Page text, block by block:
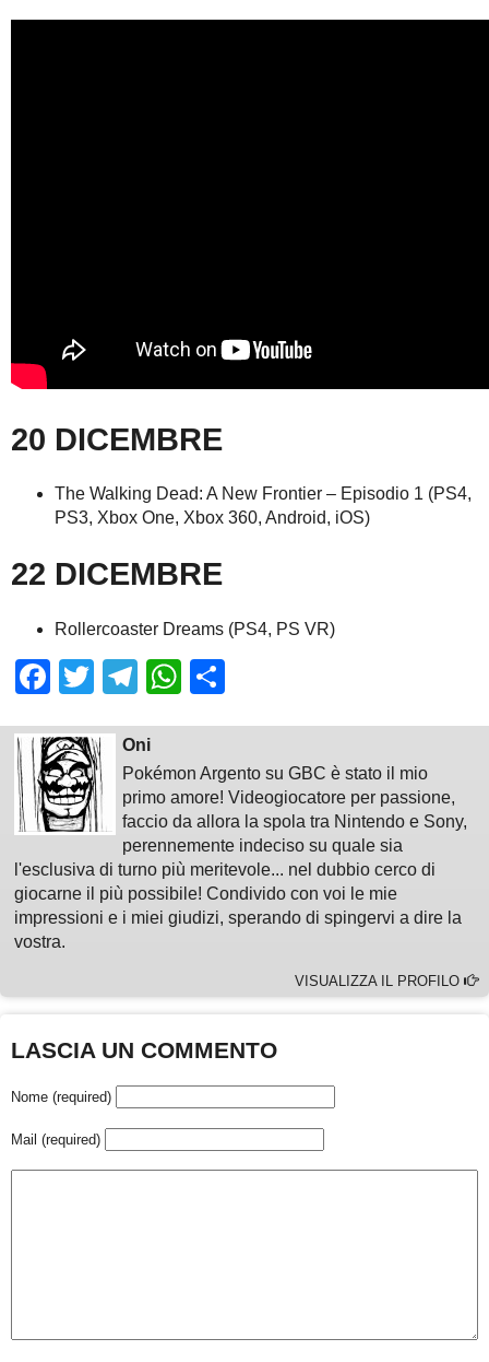
20 DICEMBRE
The Walking Dead: A New Frontier – Episodio 1 (PS4,
PS3, Xbox One, Xbox 360, Android, iOS)
22 DICEMBRE
Rollercoaster Dreams (PS4, PS VR)
Facebook
TwitterTelegram
WhatsApp
Oni
Pokémon Argento su GBC è stato il mio
primo amore! Videogiocatore per passione,
faccio da allora la spola tra Nintendo e Sony,
perennemente indeciso su quale sia
l'esclusiva di turno più meritevole... nel dubbio cerco di
giocarne il più possibile! Condivido con voi le mie
impressioni e i miei giudizi, sperando di spingervi a dire la
vostra.
VISUALIZZA IL PROFILO
LASCIA UN COMMENTO
Nome (required)
Mail (required)